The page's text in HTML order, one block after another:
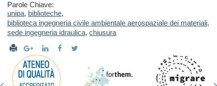
Parole Chiave:
unipa, biblioteche,
biblioteca ingegneria civile ambientale aerospaziale dei materiali,
sede ingegneria idraulica, chiusura